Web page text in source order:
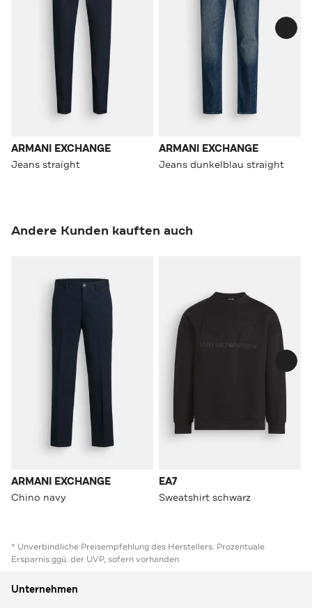
ARMANI EXCHANGE
Jeans straight
ARMANI EXCHANGE
Jeans dunkelblau straight
Andere Kunden kauften auch
ARMANI EXCHANGE
Chino navy
EA7
Sweatshirt schwarz
* Unverbindliche Preisempfehlung des Herstellers. Prozentuale
Ersparnis ggü. der UVP, sofern vorhanden
Unternehmen